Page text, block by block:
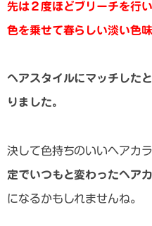
先は２度ほどブリーチを行
色を乗せて春らしい淡い色味
ヘアスタイルにマッチした
りました。
決して色持ちのいいヘアカ
定でいつもと変わったヘア
になるかもしれませんね。